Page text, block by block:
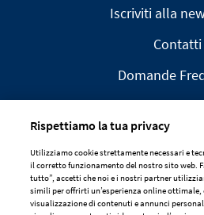
Iscriviti alla
Contatti
Domande
AVVISO
DICHIARAZIONE SULLA
Rispettiamo la tua privacy
Utilizziamo cookie strettamente necessari e
il corretto funzionamento del nostro sito web.
tutto”, accetti che noi e i nostri partner
simili per offrirti un’esperienza online ottimale,
visualizzazione di contenuti e annunci